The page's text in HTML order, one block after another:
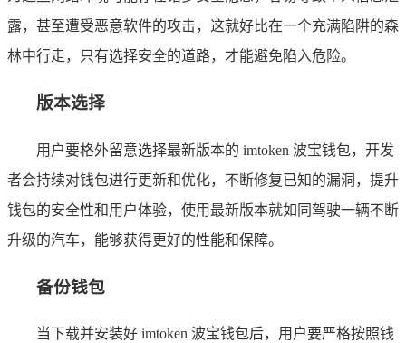
露，甚至遭受恶意软件的攻击，这就好比在一个充满陷阱的森
林中行走，只有选择安全的道路，才能避免陷入危险。
版本选择
用户要格外留意选择最新版本的 imtoken 波宝钱包，开发
者会持续对钱包进行更新和优化，不断修复已知的漏洞，提升
钱包的安全性和用户体验，使用最新版本就如同驾驶一辆不断
升级的汽车，能够获得更好的性能和保障。
备份钱包
当下载并安装好 imtoken 波宝钱包后，用户要严格按照钱